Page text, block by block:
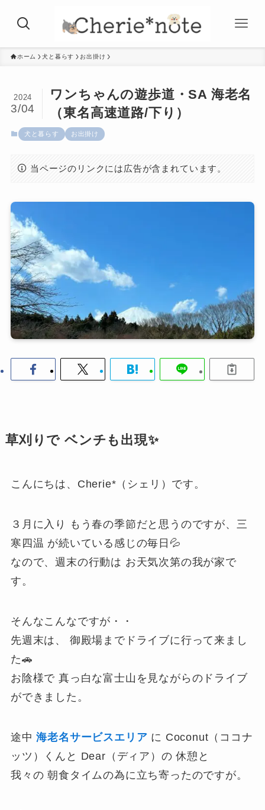
ホーム 犬と暮らす お出掛け
ワンちゃんの遊歩道・SA 海老名
（東名高速道路/下り）
2024
3/04
犬と暮らす お出掛け
当ページのリンクには広告が含まれています。
草刈りで ベンチも出現✨
こんにちは、Cherie*（シェリ）です。
３月に入り もう春の季節だと思うのですが、三
寒四温 が続いている感じの毎日💦
なので、週末の行動は お天気次第の我が家で
す。
そんなこんなですが・・
先週末は、 御殿場までドライブに行って来まし
た🚗
お陰様で 真っ白な富士山を見ながらのドライブ
ができました。
途中海老名サービスエリア に Coconut（ココナ
ッツ）くんと Dear（ディア）の 休憩と
我々の 朝食タイムの為に立ち寄ったのですが。